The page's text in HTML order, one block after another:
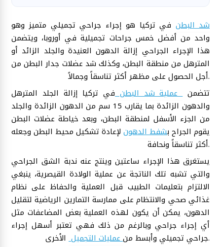
شد البطن في تركيا هو إجراء جراحي تجميلي متميز وهو
واحد من أفضل خمس جراحات تجميلية في أوروبا، ويتضمن
هذا الإجراء الجراحي إزالة الدهون العنيدة والجلد الزائد أو
المترهل من منطقة البطن، وكذلك شد عضلات جدار البطن من
أجل الحصول على مظهر أكثر تناسقاً وجمالاً.
تتضمنعملية شد البطنفي تركيا إزالة الجلد المترهل
والدهون الزائدة بما يقارب 15 سم من الدهون الزائدة والجلد
من الجزء الأسفل لمنطقة البطن، وبعد خياطة عضلات البطن
يقوم الجراح بشفط الدهون لإعادة تشكيل محيط البطن وجعله
أكثر تناسقاً ونحافة.
يستغرق هذا الإجراء ساعتين وينتج عنه ندبة الشق الجراحي
والتي تشبه تلك الناتجة عن عملية الولادة القيصرية، ينبغي
الالتزام بتعليمات الطبيب قبل العملية والحفاظ على نظام
غذائي صحي والانتظام على ممارسة التمارين الرياضية لتقليل
الدهون، يمكن أن يكون لهذه العملية بعض المضاعفات مثل
أي إجراء جراحي وبالرغم من ذلك فهي تعتبر أسهل إجراء
جراحي تجميلي وأبسط منعمليات التجميل
الأخرى.